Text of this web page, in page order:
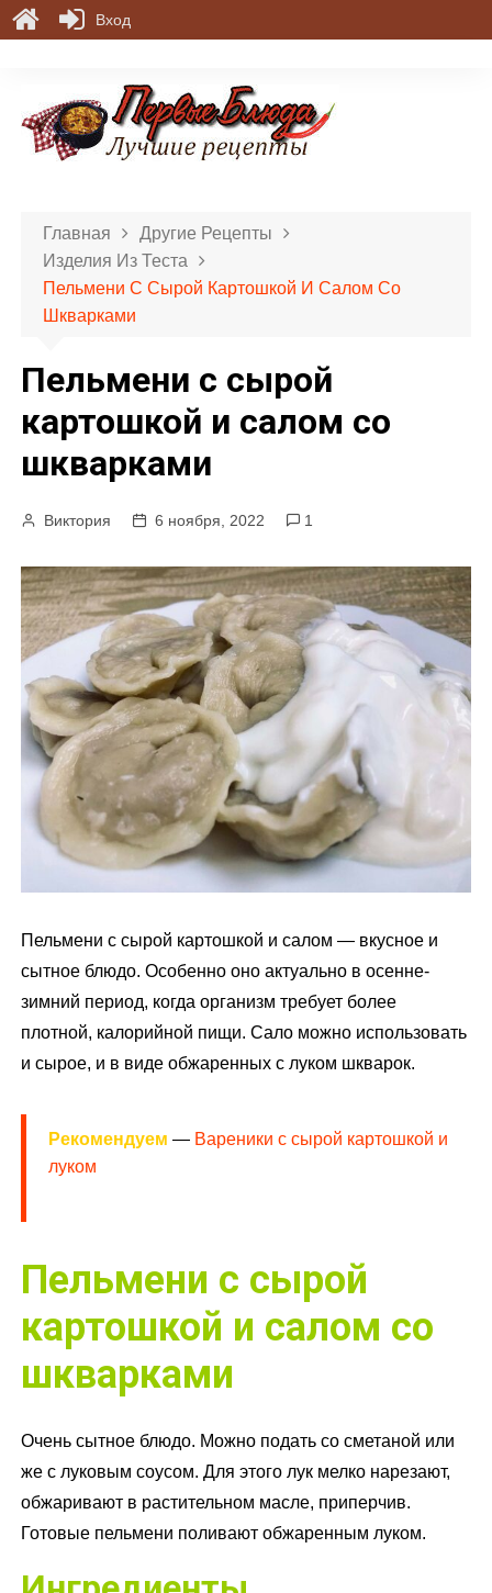
Главная
Другие Рецепты
Изделия Из Теста
Пельмени С Сырой Картошкой И Салом Со
Шкварками
Пельмени с сырой
картошкой и салом со
шкварками
Виктория 6 ноября, 2022 1
Пельмени с сырой картошкой и салом — вкусное и
сытное блюдо. Особенно оно актуально в осенне-
зимний период, когда организм требует более
плотной, калорийной пищи. Сало можно использовать
и сырое, и в виде обжаренных с луком шкварок.
Рекомендуем — Вареники с сырой картошкой и
луком
Пельмени с сырой
картошкой и салом со
шкварками
Очень сытное блюдо. Можно подать со сметаной или
же с луковым соусом. Для этого лук мелко нарезают,
обжаривают в растительном масле, приперчив.
Готовые пельмени поливают обжаренным луком.
Вход